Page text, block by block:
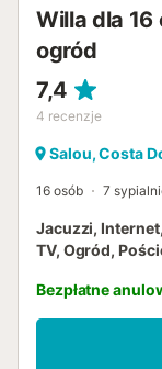
Willa dla 16
ogród
7,4
4 recenzje
Salou, Costa
16 osób 7
Jacuzzi,
TV, Ogród,
Bezpłatne